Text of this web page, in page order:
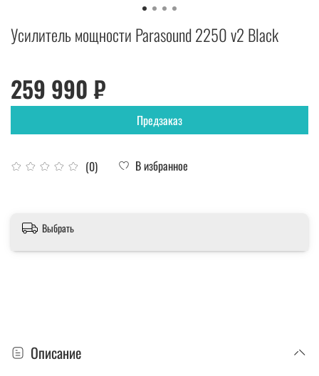
Усилитель мощности Parasound 2250 v2 Black
(0) В избранное
259 990 ₽
Предзаказ
Выбрать
Описание